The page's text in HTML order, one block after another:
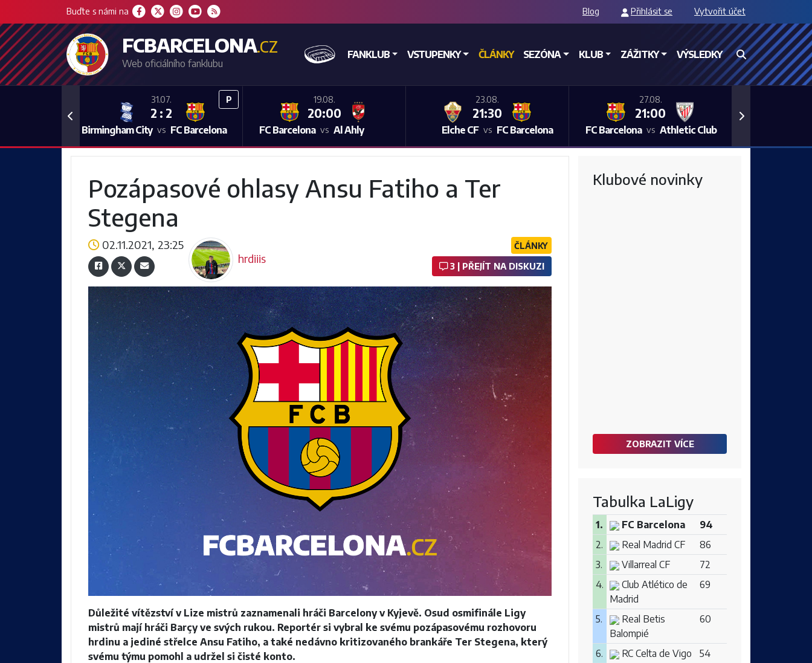
Buďte s námi na Blog Přihlásit se Vytvořit účet
FCBARCELONA.CZ
Web oficiálního fanklubu
DOMŮ FANKLUB VSTUPENKY ČLÁNKY SEZÓNA KLUB ZÁŽITKY VÝSLEDKY
P
31.07.
2 : 2
Birmingham City vs FC Barcelona
19.08.
20:00
FC Barcelona vs Al Ahly
23.08.
21:30
Elche CF vs FC Barcelona
27.08.
21:00
FC Barcelona vs Athletic Club
Previous Next
Pozápasové ohlasy Ansu Fatiho a Ter
Stegena
02.11.2021, 23:25
hrdiiis
ČLÁNKY
3 | PŘEJÍT NA DISKUZI
Důležité vítězství v Lize mistrů zaznamenali hráči Barcelony v Kyjevě. Osud osmifinále Ligy
mistrů mají hráči Barçy ve svých rukou. Reportér si vybral ke svému pozápasovému rozhovoru
hrdinu a jediné střelce Ansu Fatiho, a také nedávno kritizovaného brankáře Ter Stegena, který
svému týmu pomohl a udržel si čisté konto.
Klubové novinky
ZOBRAZIT VÍCE
Tabulka LaLigy
1. FC Barcelona
94
2.
Real Madrid CF
86
3.
Villarreal CF
72
4.
Club Atlético de
Madrid
69
5.
Real Betis
Balompié
60
6. RC Celta de Vigo 54